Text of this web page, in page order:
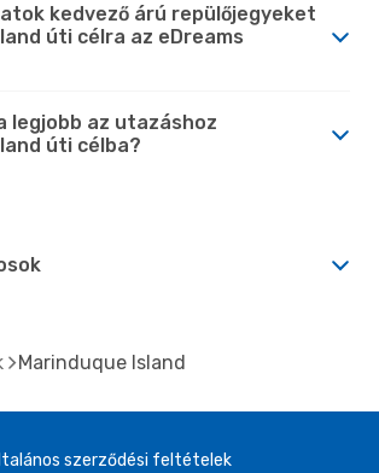
kedvező árú repülőjegyeket
úti célra az eDreams
legjobb az utazáshoz
úti célba?
Marinduque Island
szerződési feltételek